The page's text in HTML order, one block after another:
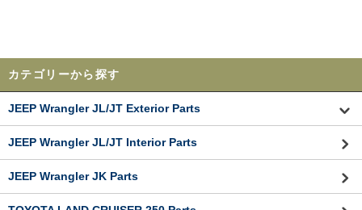
カテゴリーから探す
JEEP Wrangler JL/JT Exterior Parts
JEEP Wrangler JL/JT Interior Parts
JEEP Wrangler JK Parts